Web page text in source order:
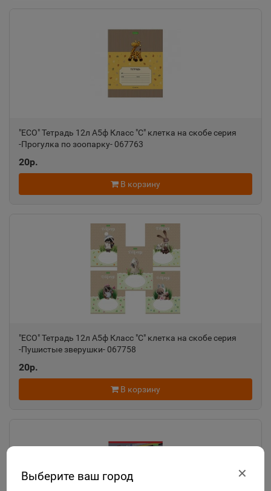
Выберите ваш город ✕
"ECO" Тетрадь 12л А5ф Класс "С" клетка на скобе серия
-Прогулка по зоопарку- 067763
20р.
В корзину
"ECO" Тетрадь 12л А5ф Класс "С" клетка на скобе серия
-Пушистые зверушки- 067758
20р.
В корзину